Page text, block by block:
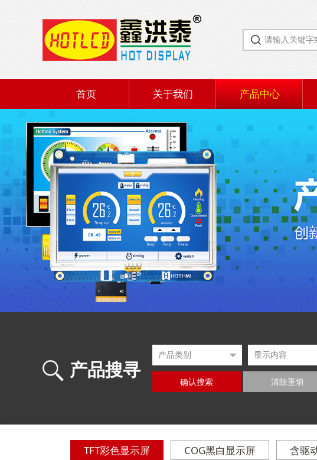
首页 关于我们 产品中心
产品搜寻
确认搜索 清除重填
TFT彩色显示屏 COG黑白显示屏 含驱